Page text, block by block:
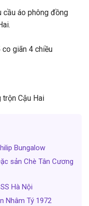
cầu áo phông đồng
giãn 4 chiều
trộn Cậu Hai
Bungalow
sản Chè Tân Cương
Hà Nội
Nhâm Tý 1972